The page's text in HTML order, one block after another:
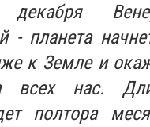
- планета
к Земле и
всех нас.
полтора